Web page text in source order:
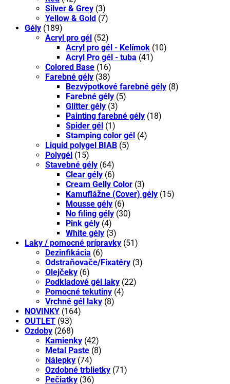
Silver & Grey (3)
Yellow & Gold (7)
Gély (189)
Acryl pro gél (52)
Acryl pro gél - Kelímok (10)
Acryl Pro gél - tuba (41)
Colored Base (16)
Farebné gély (38)
Bezvýpotkové farebné gély (8)
Farebné gély (5)
Glitter gély (3)
Painting farebné gély (18)
Spider gél (1)
Stamping color gél (4)
Liquid polygel BIAB (5)
Polygél (15)
Stavebné gély (64)
Clear gély (6)
Cream Gelly Color (3)
Kamuflážne (Cover) gély (15)
Mousse gély (6)
No filing gély (30)
Pink gély (4)
White gély (3)
Laky / pomocné prípravky (51)
Dezinfikácia (6)
Odstraňovače/Fixatéry (3)
Olejčeky (6)
Podkladové gél laky (22)
Pomocné tekutiny (4)
Vrchné gél laky (8)
NOVINKY (164)
OUTLET (93)
Ozdoby (268)
Kamienky (42)
Metal Paste (8)
Nálepky (74)
Ozdobné trblietky (71)
Pečiatky (36)